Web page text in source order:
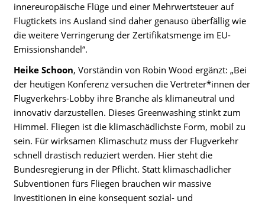
innereuropäische Flüge und einer Mehrwertsteuer auf
Flugtickets ins Ausland sind daher genauso überfällig wie
die weitere Verringerung der Zertifikatsmenge im EU-
Emissionshandel“.
Heike Schoon, Vorständin von Robin Wood ergänzt: „Bei
der heutigen Konferenz versuchen die Vertreter*innen der
Flugverkehrs-Lobby ihre Branche als klimaneutral und
innovativ darzustellen. Dieses Greenwashing stinkt zum
Himmel. Fliegen ist die klimaschädlichste Form, mobil zu
sein. Für wirksamen Klimaschutz muss der Flugverkehr
schnell drastisch reduziert werden. Hier steht die
Bundesregierung in der Pflicht. Statt klimaschädlicher
Subventionen fürs Fliegen brauchen wir massive
Investitionen in eine konsequent sozial- und